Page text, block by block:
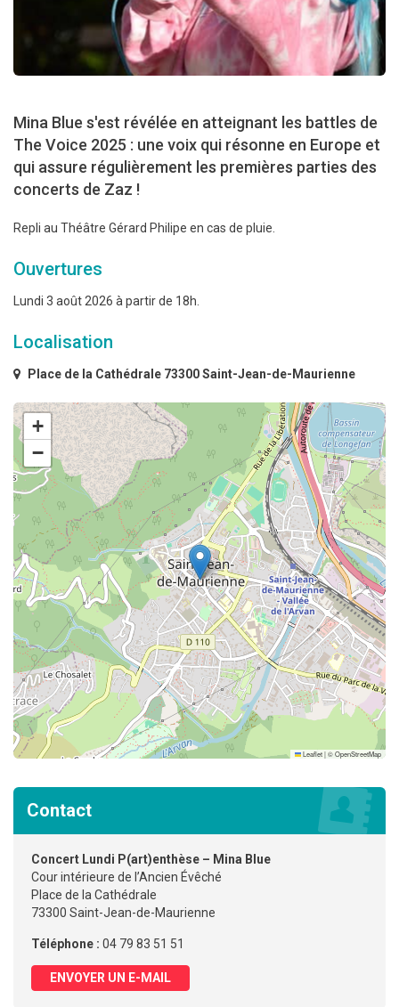
Mina Blue s'est révélée en atteignant les battles de
The Voice 2025 : une voix qui résonne en Europe et
qui assure régulièrement les premières parties des
concerts de Zaz !
Repli au Théâtre Gérard Philipe en cas de pluie.
Ouvertures
Lundi 3 août 2026 à partir de 18h.
Localisation
Place de la Cathédrale 73300 Saint-Jean-de-Maurienne
+
−
Leaflet|©OpenStreetMap
Contact
Concert Lundi P(art)enthèse – Mina Blue
Cour intérieure de l’Ancien Évêché
Place de la Cathédrale
73300 Saint-Jean-de-Maurienne
Téléphone : 04 79 83 51 51
ENVOYER UN E-MAIL